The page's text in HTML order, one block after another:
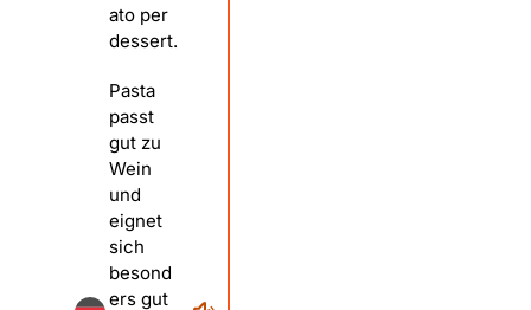
ato per
dessert.
Pasta
passt
gut zu
Wein
und
eignet
sich
besond
ers gut